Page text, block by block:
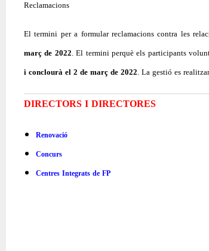
Reclamacions
El termini per a formular reclamacions contra les
març de 2022. El termini perquè els participants
i conclourà el 2 de març de 2022. La gestió es
DIRECTORS I DIRECTORES
Renovació
Concurs
Centres Integrats de FP